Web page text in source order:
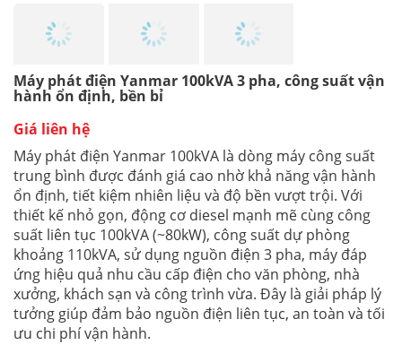
Máy phát điện Yanmar 100kVA 3 pha, công suất vận
hành ổn định, bền bỉ
Giá liên hệ
Máy phát điện Yanmar 100kVA là dòng máy công suất
trung bình được đánh giá cao nhờ khả năng vận hành
ổn định, tiết kiệm nhiên liệu và độ bền vượt trội. Với
thiết kế nhỏ gọn, động cơ diesel mạnh mẽ cùng công
suất liên tục 100kVA (~80kW), công suất dự phòng
khoảng 110kVA, sử dụng nguồn điện 3 pha, máy đáp
ứng hiệu quả nhu cầu cấp điện cho văn phòng, nhà
xưởng, khách sạn và công trình vừa. Đây là giải pháp lý
tưởng giúp đảm bảo nguồn điện liên tục, an toàn và tối
ưu chi phí vận hành.